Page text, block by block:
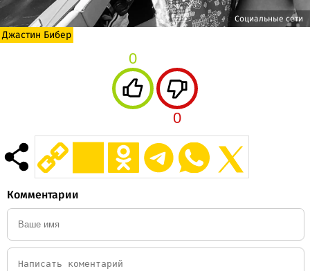
Социальные сети
Джастин Бибер
0
0
Комментарии